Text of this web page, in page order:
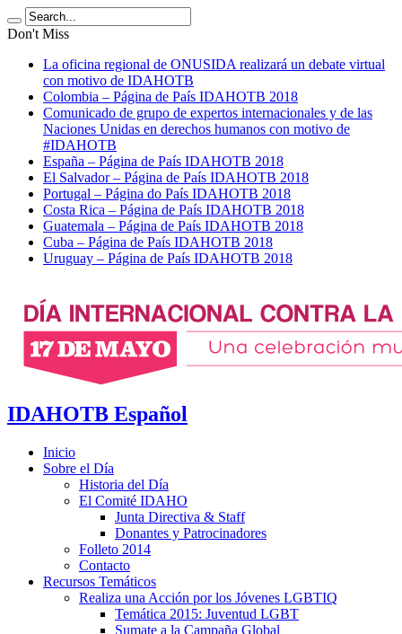
Don't Miss
La oficina regional de ONUSIDA realizará un debate virtual
con motivo de IDAHOTB
Colombia – Página de País IDAHOTB 2018
Comunicado de grupo de expertos internacionales y de las
Naciones Unidas en derechos humanos con motivo de
#IDAHOTB
España – Página de País IDAHOTB 2018
El Salvador – Página de País IDAHOTB 2018
Portugal – Página do País IDAHOTB 2018
Costa Rica – Página de País IDAHOTB 2018
Guatemala – Página de País IDAHOTB 2018
Cuba – Página de País IDAHOTB 2018
Uruguay – Página de País IDAHOTB 2018
IDAHOTB Español
Inicio
Sobre el Día
Historia del Día
El Comité IDAHO
Junta Directiva & Staff
Donantes y Patrocinadores
Folleto 2014
Contacto
Recursos Temáticos
Realiza una Acción por los Jóvenes LGBTIQ
Temática 2015: Juventud LGBT
Sumate a la Campaña Global